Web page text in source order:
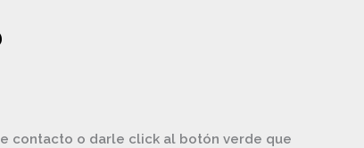
contacto o darle click al botón verde que